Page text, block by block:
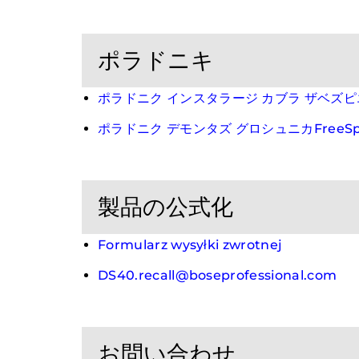
ポラドニキ
ポラドニク インスタラージ カブラ ザベズ
ポラドニク デモンタズ グロシュニカ
製品の公式化
Formularz wysyłki zwrotnej
DS40.recall@boseprofessional.com